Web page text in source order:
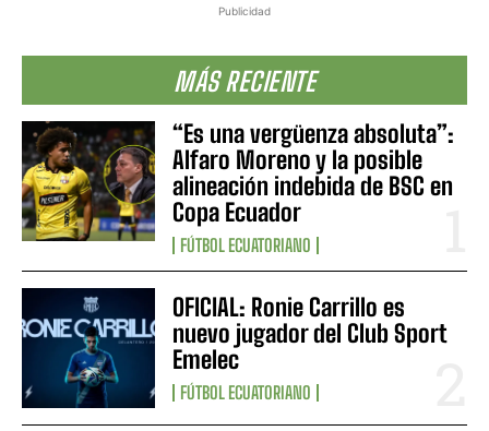
Publicidad
MÁS RECIENTE
“Es una vergüenza absoluta”:
Alfaro Moreno y la posible
alineación indebida de BSC en
Copa Ecuador
FÚTBOL ECUATORIANO
OFICIAL: Ronie Carrillo es
nuevo jugador del Club Sport
Emelec
FÚTBOL ECUATORIANO